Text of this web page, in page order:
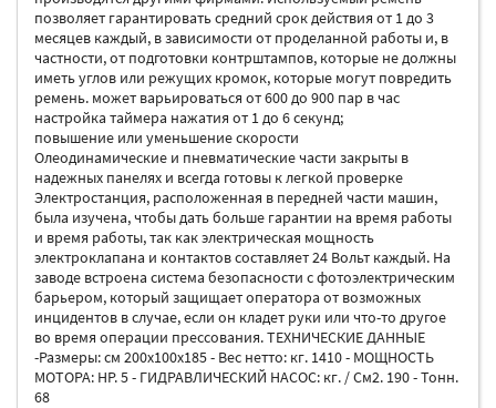
позволяет гарантировать средний срок действия от 1 до 3
месяцев каждый, в зависимости от проделанной работы и, в
частности, от подготовки контрштампов, которые не должны
иметь углов или режущих кромок, которые могут повредить
ремень. может варьироваться от 600 до 900 пар в час
настройка таймера нажатия от 1 до 6 секунд;
повышение или уменьшение скорости
Олеодинамические и пневматические части закрыты в
надежных панелях и всегда готовы к легкой проверке
Электростанция, расположенная в передней части машин,
была изучена, чтобы дать больше гарантии на время работы
и время работы, так как электрическая мощность
электроклапана и контактов составляет 24 Вольт каждый. На
заводе встроена система безопасности с фотоэлектрическим
барьером, который защищает оператора от возможных
инцидентов в случае, если он кладет руки или что-то другое
во время операции прессования. ТЕХНИЧЕСКИЕ ДАННЫЕ
-Размеры: см 200x100x185 - Вес нетто: кг. 1410 - МОЩНОСТЬ
МОТОРА: HP. 5 - ГИДРАВЛИЧЕСКИЙ НАСОС: кг. / См2. 190 - Тонн.
68